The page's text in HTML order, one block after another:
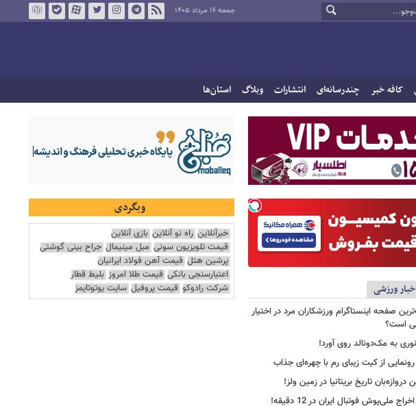
جمعه ۱۶ مرداد ۱۴۰۵
کافه خبر چندرسانه‌ای انتشارات وبلاگ استان‌ها
ورزشی
صفحه اینستاگرام ورزشکاران مرد در اختیار
است؟
به مک‌دونالد روی آورد!
از کیت زیبای رم با چهره‌ای جذاب
دروازه‌بان تاریخ بریتانیا در زمین ولز!
ملی‌پوش فوتبال ایران در 12 دقیقه!
وبگردی
خبرآنلاین راه نو آنلاین بازی آنلاین
قیمت تلویزیون سونی مبل مینیمال جراح بینی گوشتی
پرشین هتل قیمت آهن فولاد ایرانیان
اعتبارسنجی بانکی قیمت طلا امروز بلیط قطار
شرکت رادوکو قیمت پروفیل سایت یوتوتایمز